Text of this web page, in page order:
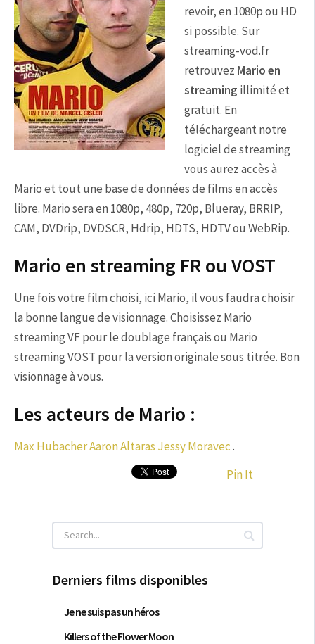
revoir, en 1080p ou HD
si possible. Sur
streaming-vod.fr
retrouvez Mario en
streaming illimité et
gratuit. En
téléchargeant notre
logiciel de streaming
vous aurez accès à
Mario et tout une base de données de films en accès
libre. Mario sera en 1080p, 480p, 720p, Blueray, BRRIP,
CAM, DVDrip, DVDSCR, Hdrip, HDTS, HDTV ou WebRip.
Mario en streaming FR ou VOST
Une fois votre film choisi, ici Mario, il vous faudra choisir
la bonne langue de visionnage. Choisissez Mario
streaming VF pour le doublage français ou Mario
streaming VOST pour la version originale sous titrée. Bon
visionnage à vous.
Les acteurs de Mario :
Max HubacherAaron Altaras Jessy Moravec.
Pin It
Derniers films disponibles
Je ne suis pas un héros
Killers of the Flower Moon